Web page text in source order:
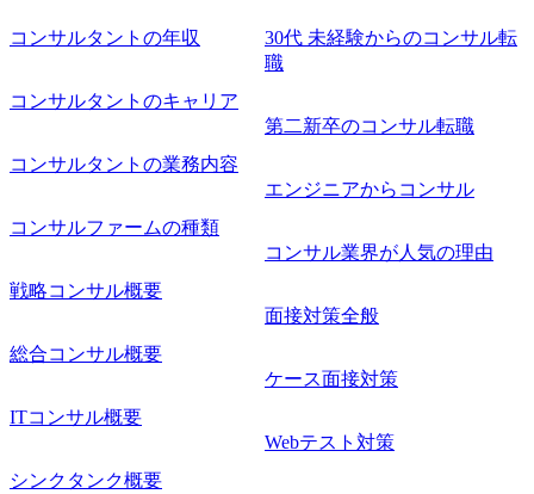
規事業開発にも興味があり、ゆくゆくはチャレンジしてみ
コンサルタントの年収
コンサルタントのキャリア
コンサルタントの業務内容
コンサルファームの種類
戦略コンサル概要
総合コンサル概要
ITコンサル概要
シンクタンク概要
30代 未経験からのコンサル転
職
第二新卒のコンサル転職
エンジニアからコンサル
コンサル業界が人気の理由
面接対策全般
ケース面接対策
Webテスト対策